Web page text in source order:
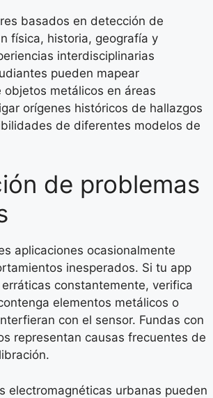
basados en detección de
física, historia, geografía y
interdisciplinarias
pueden mapear
metálicos en áreas
orígenes históricos de hallazgos
de diferentes modelos de
de problemas
aplicaciones ocasionalmente
inesperados. Si tu app
constantemente, verifica
elementos metálicos o
con el sensor. Fundas con
representan causas frecuentes de
electromagnéticas urbanas pueden